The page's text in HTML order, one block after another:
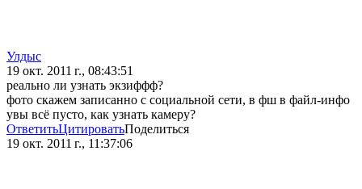
Улдыс
19 окт. 2011 г., 08:43:51
реально ли узнать экзиффф?
фото скажем записанно с социальной сети, в фш в файл-инфо
увы всё пусто, как узнать камеру?
ОтветитьЦитироватьПоделиться
19 окт. 2011 г., 11:37:06